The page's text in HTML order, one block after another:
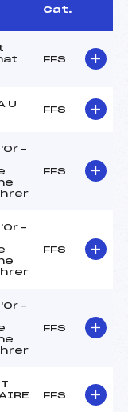
Cat.
FFS
U
FFS
–
FFS
–
FFS
–
FFS
FFS